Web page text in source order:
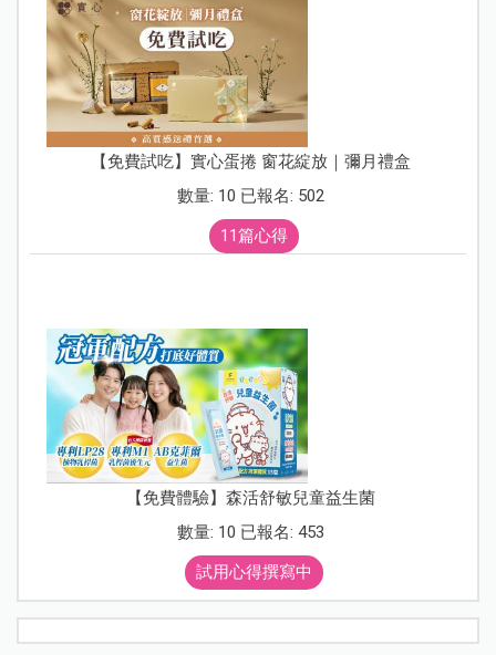
【免費試吃】實心蛋捲 窗花綻放｜彌月禮盒
數量: 10 已報名: 502
11篇心得
【免費體驗】森活舒敏兒童益生菌
數量: 10 已報名: 453
試用心得撰寫中